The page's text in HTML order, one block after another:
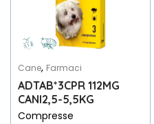
Cane, Farmaci
ADTAB*3CPR 112MG
CANI2,5-5,5KG
Compresse